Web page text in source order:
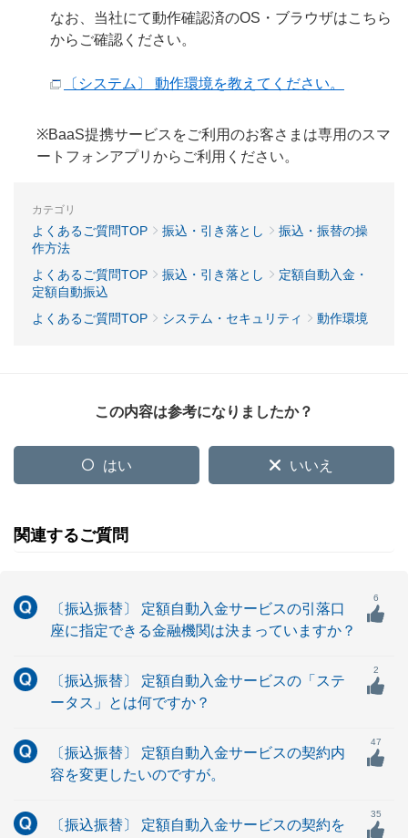
なお、当社にて動作確認済のOS・ブラウザはこちら
からご確認ください。
〔システム〕 動作環境を教えてください。
※BaaS提携サービスをご利用のお客さまは専用のスマ
ートフォンアプリからご利用ください。
カテゴリ
よくあるご質問TOP 振込・引き落とし
振込・振替の操
作方法
よくあるご質問TOP
振込・引き落とし
定額自動入金・
定額自動振込
よくあるご質問TOP
システム・セキュリティ 動作環境
この内容は参考になりましたか？
はい いいえ
関連するご質問
〔振込振替〕 定額自動入金サービスの引落口
座に指定できる金融機関は決まっていますか？
6
〔振込振替〕 定額自動入金サービスの「ステ
ータス」とは何ですか？
2
〔振込振替〕 定額自動入金サービスの契約内
容を変更したいのですが。
47
〔振込振替〕 定額自動入金サービスの契約を
35